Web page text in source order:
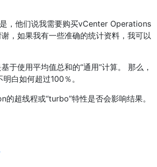
，他们说我需要购买vCenter Operations
，如果我有一些准确的统计资料，我可以
于使用平均值总和的“通用”计算。 那么，
白如何超过100％。
超线程或“turbo”特性是否会影响结果。